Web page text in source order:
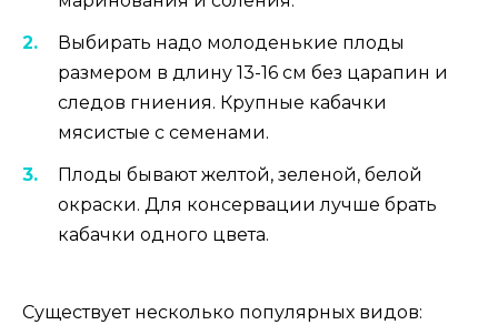
Выбирать надо молоденькие плоды
размером в длину 13-16 см без царапин и
следов гниения. Крупные кабачки
мясистые с семенами.
Плоды бывают желтой, зеленой, белой
окраски. Для консервации лучше брать
кабачки одного цвета.
Существует несколько популярных видов: